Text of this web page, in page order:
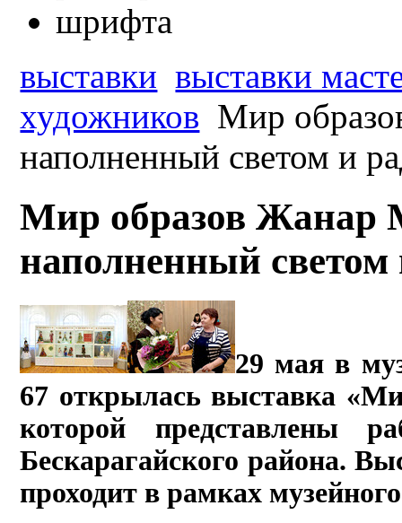
выставки выставки
художников Мир
наполненный светом и
Мир образов Жанар
наполненный светом
29 мая в
67 открылась выставка
которой представлены
Бескарагайского района.
проходит в рамках